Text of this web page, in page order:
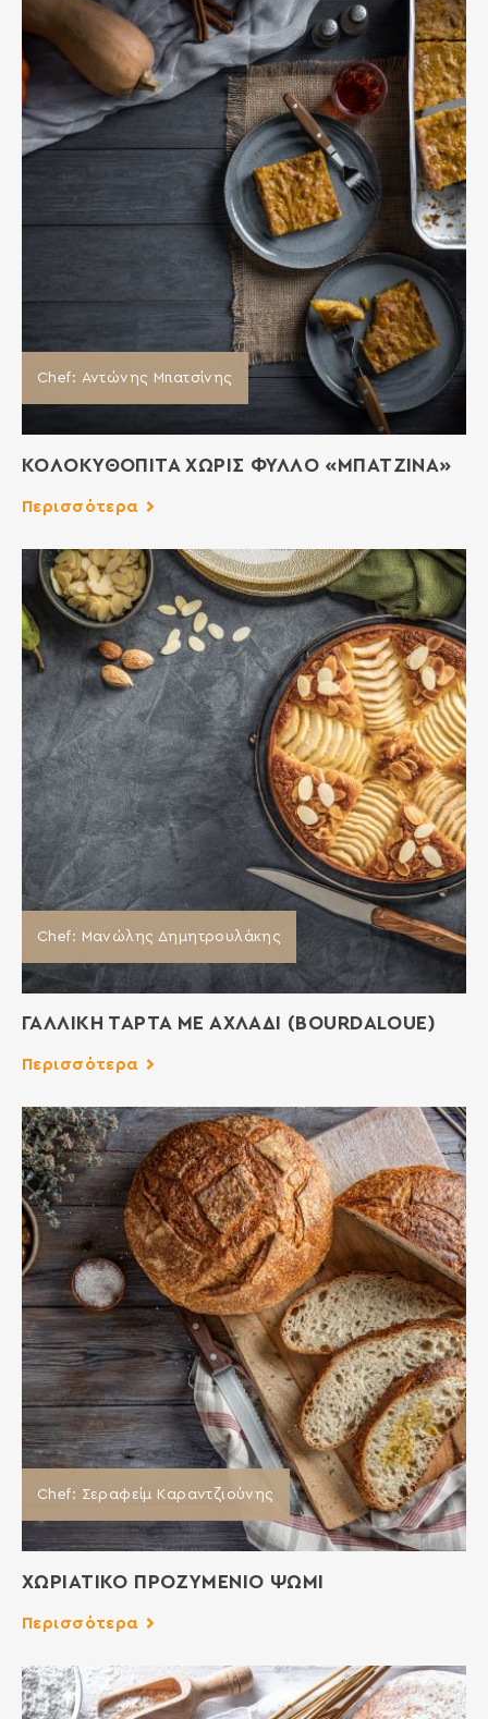
Chef: Αντώνης Μπατσίνης
ΚΟΛΟΚΥΘΟΠΙΤΑ ΧΩΡΙΣ ΦΥΛΛΟ «ΜΠΑΤΖΙΝΑ»
Περισσότερα
Chef: Μανώλης Δημητρουλάκης
ΓΑΛΛΙΚΗ ΤΑΡΤΑ ΜΕ ΑΧΛΑΔΙ (BOURDALOUE)
Περισσότερα
Chef: Σεραφείμ Καραντζιούνης
ΧΩΡΙΑΤΙΚΟ ΠΡΟΖΥΜΕΝΙΟ ΨΩΜΙ
Περισσότερα